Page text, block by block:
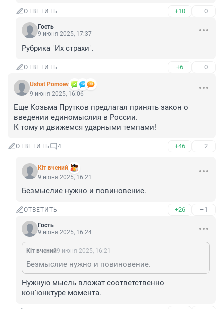
ОТВЕТИТЬ +10 –0
Гость
9 июня 2025, 17:37
Рубрика "Их страхи".
ОТВЕТИТЬ +6 –0
Ushat Pomoev
9 июня 2025, 16:06
Еще Козьма Прутков предлагал принять закон о
введении единомыслия в России.
К тому и движемся ударными темпами!
ОТВЕТИТЬ 4 +46 –2
Кiт вчений
9 июня 2025, 16:21
Безмыслие нужно и повиновение.
ОТВЕТИТЬ +26 –1
Гость
9 июня 2025, 16:24
Кiт вчений9 июня 2025, 16:21
Безмыслие нужно и повиновение.
Нужную мысль вложат соответственно
кон'юнктуре момента.